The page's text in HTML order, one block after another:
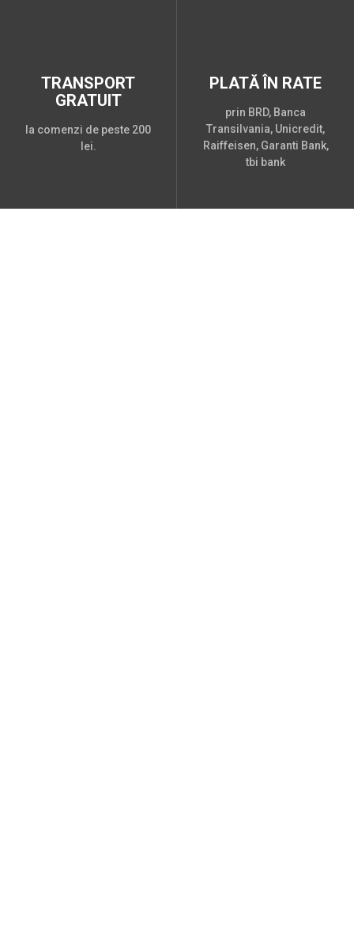
TRANSPORT
GRATUIT
la comenzi de peste 200
lei.
PLATĂ ÎN RATE
prin BRD, Banca
Transilvania, Unicredit,
Raiffeisen, Garanti Bank,
tbi bank